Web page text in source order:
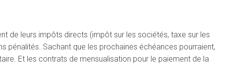
de leurs impôts directs (impôt sur les sociétés, taxe sur les
pénalités. Sachant que les prochaines échéances pourraient,
Et les contrats de mensualisation pour le paiement de la